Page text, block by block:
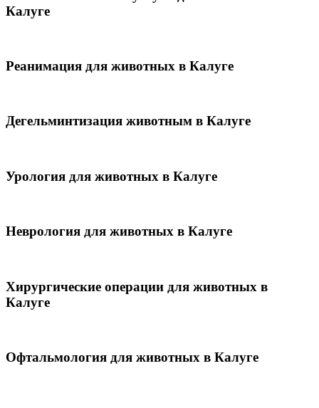
Калуге
Реанимация для животных в Калуге
Дегельминтизация животным в Калуге
Урология для животных в Калуге
Неврология для животных в Калуге
Хирургические операции для животных в
Калуге
Офтальмология для животных в Калуге